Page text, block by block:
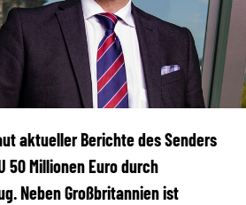
aktueller Berichte des Senders
50 Millionen Euro durch
Neben Großbritannien ist